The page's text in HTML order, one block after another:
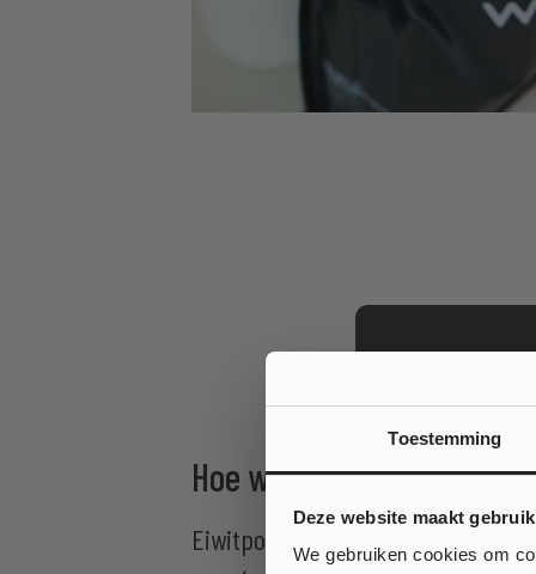
Toestemming
Deze website maakt
We gebruiken cookies om
Hoe worden eiwitpoeders
Eiwitpoeder wordt gemaakt door
Wil je
op